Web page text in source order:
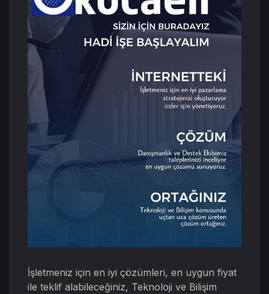
İşletmeniz için en iyi çözümleri, en uygun fiyat
ile teklif alabileceğiniz, Teknoloji ve Bilişim